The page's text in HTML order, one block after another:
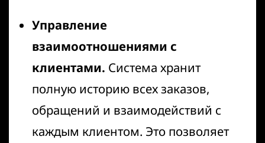
Управление
взаимоотношениями с
клиентами. Система хранит
полную историю всех заказов,
обращений и взаимодействий с
каждым клиентом. Это позволяет